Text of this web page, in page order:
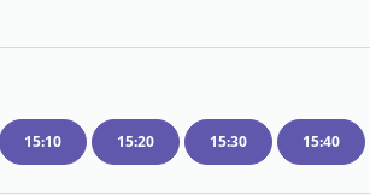
15:10 15:20 15:30 15:40